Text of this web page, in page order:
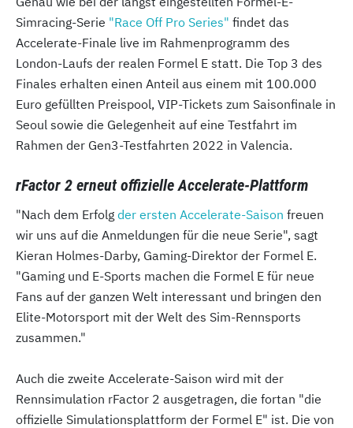
Simracing-Serie "Race Off Pro Series" findet das
Accelerate-Finale live im Rahmenprogramm des
London-Laufs der realen Formel E statt. Die Top 3 des
Finales erhalten einen Anteil aus einem mit 100.000
Euro gefüllten Preispool, VIP-Tickets zum Saisonfinale in
Seoul sowie die Gelegenheit auf eine Testfahrt im
Rahmen der Gen3-Testfahrten 2022 in Valencia.
rFactor 2 erneut offizielle Accelerate-Plattform
"Nach dem Erfolg der ersten Accelerate-Saison freuen
wir uns auf die Anmeldungen für die neue Serie", sagt
Kieran Holmes-Darby, Gaming-Direktor der Formel E.
"Gaming und E-Sports machen die Formel E für neue
Fans auf der ganzen Welt interessant und bringen den
Elite-Motorsport mit der Welt des Sim-Rennsports
zusammen."
Auch die zweite Accelerate-Saison wird mit der
Rennsimulation rFactor 2 ausgetragen, die fortan "die
offizielle Simulationsplattform der Formel E" ist. Die von